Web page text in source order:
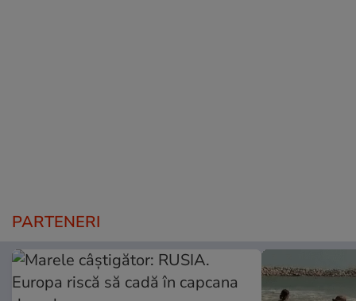
PARTENERI